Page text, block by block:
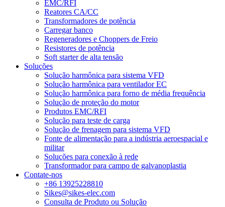
EMC/RFI
Reatores CA/CC
Transformadores de potência
Carregar banco
Regeneradores e Choppers de Freio
Resistores de potência
Soft starter de alta tensão
Soluções
Solução harmônica para sistema VFD
Solução harmônica para ventilador EC
Solução harmônica para forno de média frequência
Solução de proteção do motor
Produtos EMC/RFI
Solução para teste de carga
Solução de frenagem para sistema VFD
Fonte de alimentação para a indústria aeroespacial e
militar
Soluções para conexão à rede
Transformador para campo de galvanoplastia
Contate-nos
+86 13925228810
Sikes@sikes-elec.com
Consulta de Produto ou Solução